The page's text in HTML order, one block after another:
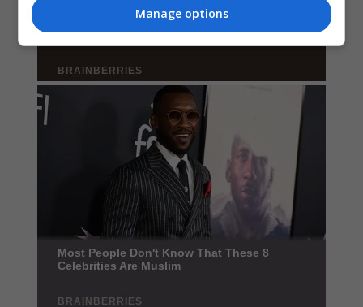
Manage options